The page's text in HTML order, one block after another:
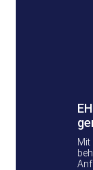
Mit